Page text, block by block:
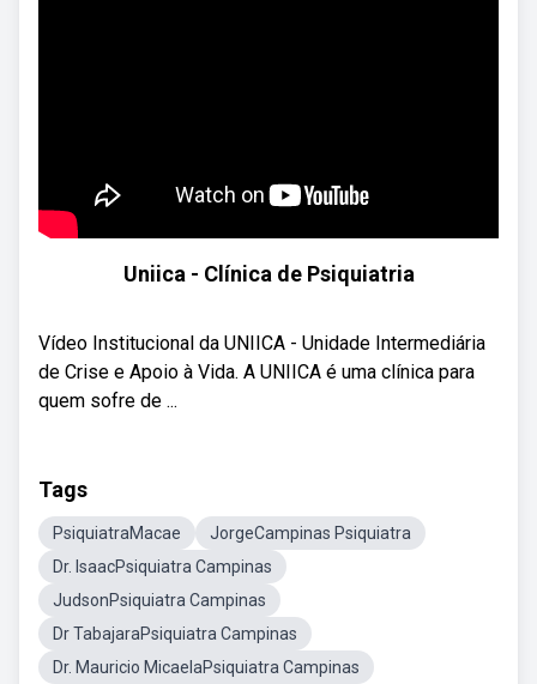
Uniica - Clínica de Psiquiatria
Vídeo Institucional da UNIICA - Unidade Intermediária
de Crise e Apoio à Vida. A UNIICA é uma clínica para
quem sofre de ...
Tags
PsiquiatraMacae
JorgeCampinas Psiquiatra
Dr. IsaacPsiquiatra Campinas
JudsonPsiquiatra Campinas
Dr TabajaraPsiquiatra Campinas
Dr. Mauricio MicaelaPsiquiatra Campinas